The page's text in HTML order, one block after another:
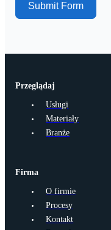
Submit Form
Przeglądaj
Usługi
Materiały
Branże
Firma
O firmie
Procesy
Kontakt